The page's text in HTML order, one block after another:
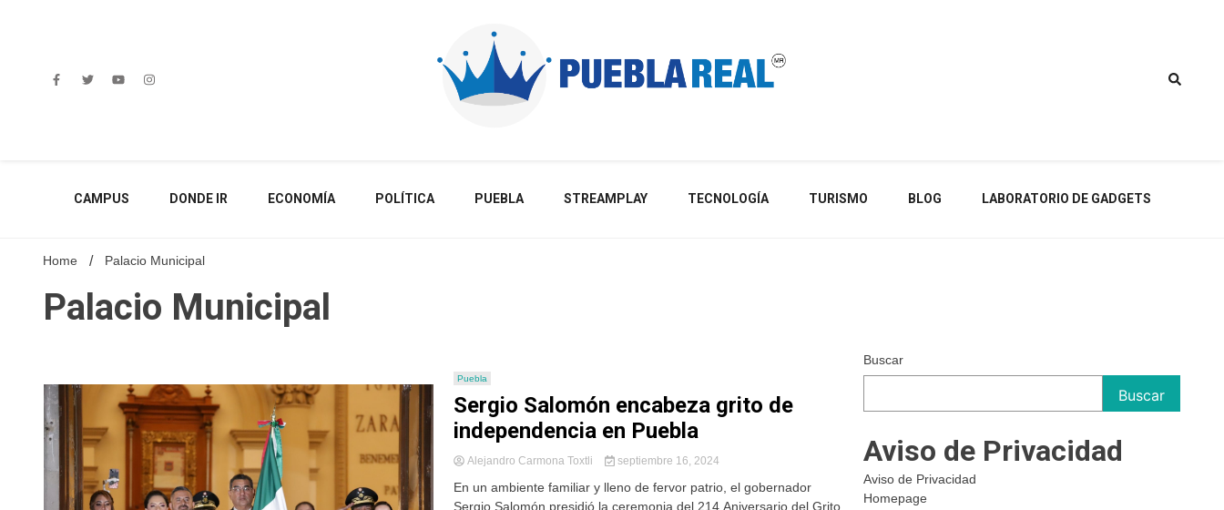
CAMPUS DONDE IR ECONOMÍA POLÍTICA PUEBLA STREAMPLAY TECNOLOGÍA TURISMO BLOG LABORATORIO DE GADGETS
Home Palacio Municipal
Palacio Municipal
Puebla
Sergio Salomón encabeza grito de
independencia en Puebla
Alejandro Carmona Toxtli septiembre 16, 2024
En un ambiente familiar y lleno de fervor patrio, el gobernador
Sergio Salomón presidió la ceremonia del 214 Aniversario del Grito
Buscar
Buscar
Aviso de Privacidad
Aviso de Privacidad
Homepage